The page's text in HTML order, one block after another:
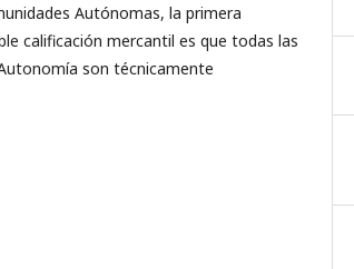
Autónomas, la primera
calificación mercantil es que todas las
son técnicamente